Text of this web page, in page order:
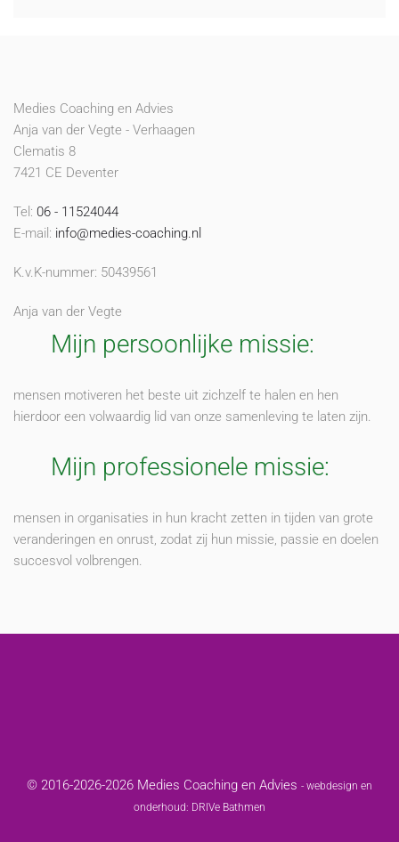
Medies Coaching en Advies
Anja van der Vegte - Verhaagen
Clematis 8
7421 CE Deventer
Tel: 06 - 11524044
E-mail: info@medies-coaching.nl
K.v.K-nummer: 50439561
Anja van der Vegte
Mijn persoonlijke missie:
mensen motiveren het beste uit zichzelf te halen en hen
hierdoor een volwaardig lid van onze samenleving te laten zijn.
Mijn professionele missie:
mensen in organisaties in hun kracht zetten in tijden van grote
veranderingen en onrust, zodat zij hun missie, passie en doelen
succesvol volbrengen.
© 2016-2026-2026 Medies Coaching en Advies - webdesign en
onderhoud: DRIVe Bathmen